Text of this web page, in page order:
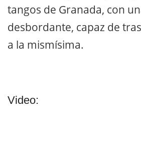
tangos de Granada, con
desbordante, capaz de
a la mismísima.
Video: